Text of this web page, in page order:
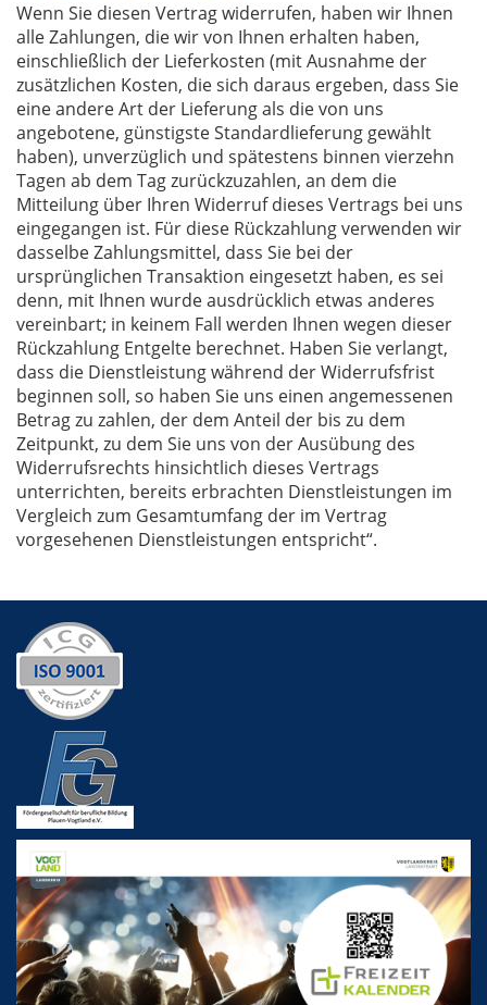
Wenn Sie diesen Vertrag widerrufen, haben wir Ihnen
alle Zahlungen, die wir von Ihnen erhalten haben,
einschließlich der Lieferkosten (mit Ausnahme der
zusätzlichen Kosten, die sich daraus ergeben, dass Sie
eine andere Art der Lieferung als die von uns
angebotene, günstigste Standardlieferung gewählt
haben), unverzüglich und spätestens binnen vierzehn
Tagen ab dem Tag zurückzuzahlen, an dem die
Mitteilung über Ihren Widerruf dieses Vertrags bei uns
eingegangen ist. Für diese Rückzahlung verwenden wir
dasselbe Zahlungsmittel, dass Sie bei der
ursprünglichen Transaktion eingesetzt haben, es sei
denn, mit Ihnen wurde ausdrücklich etwas anderes
vereinbart; in keinem Fall werden Ihnen wegen dieser
Rückzahlung Entgelte berechnet. Haben Sie verlangt,
dass die Dienstleistung während der Widerrufsfrist
beginnen soll, so haben Sie uns einen angemessenen
Betrag zu zahlen, der dem Anteil der bis zu dem
Zeitpunkt, zu dem Sie uns von der Ausübung des
Widerrufsrechts hinsichtlich dieses Vertrags
unterrichten, bereits erbrachten Dienstleistungen im
Vergleich zum Gesamtumfang der im Vertrag
vorgesehenen Dienstleistungen entspricht“.